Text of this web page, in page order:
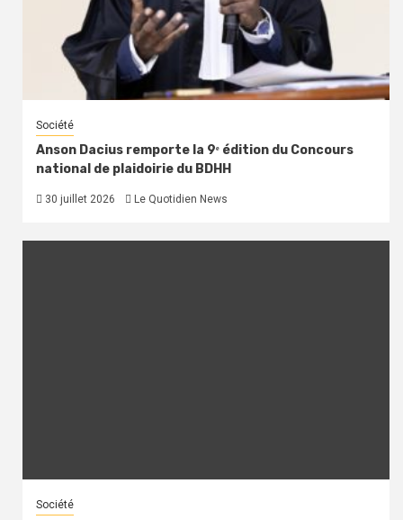
Société
Anson Dacius remporte la 9ᵉ édition du Concours
national de plaidoirie du BDHH
30 juillet 2026 Le Quotidien News
Société